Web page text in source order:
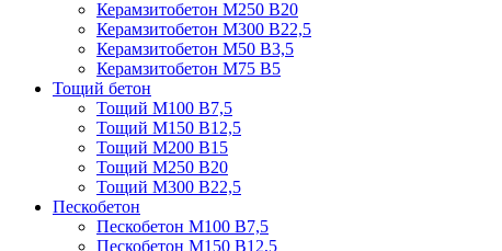
Керамзитобетон М250 В20
Керамзитобетон М300 В22,5
Керамзитобетон М50 В3,5
Керамзитобетон М75 В5
Тощий бетон
Тощий М100 В7,5
Тощий М150 В12,5
Тощий М200 В15
Тощий М250 В20
Тощий М300 В22,5
Пескобетон
Пескобетон М100 В7,5
Пескобетон М150 В12,5